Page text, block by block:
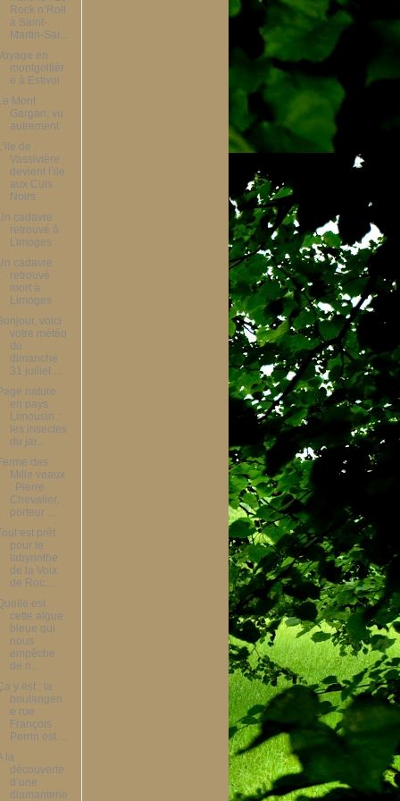
Rock n’Roll
à Saint-
Martin-Sai...
en
montgolfièr
e à Estivol
Mont
Gargan, vu
autrement
de
Vassivière
devient l’ile
aux Culs
Noirs
cadavre
retrouvé à
Limoges
cadavre
retrouvé
mort à
Limoges
voici
votre météo
du
dimanche
31 juillet ...
nature
en pays
Limousin :
les insectes
du jar...
des
Mille veaux
: Pierre
Chevalier,
porteur ...
est prêt
pour le
labyrinthe
de la Voix
de Roc...
est
cette algue
bleue qui
nous
empêche
de n...
y est : la
boulangeri
e rue
François
Perrin est ...
la
découverte
d’une
diamanterie